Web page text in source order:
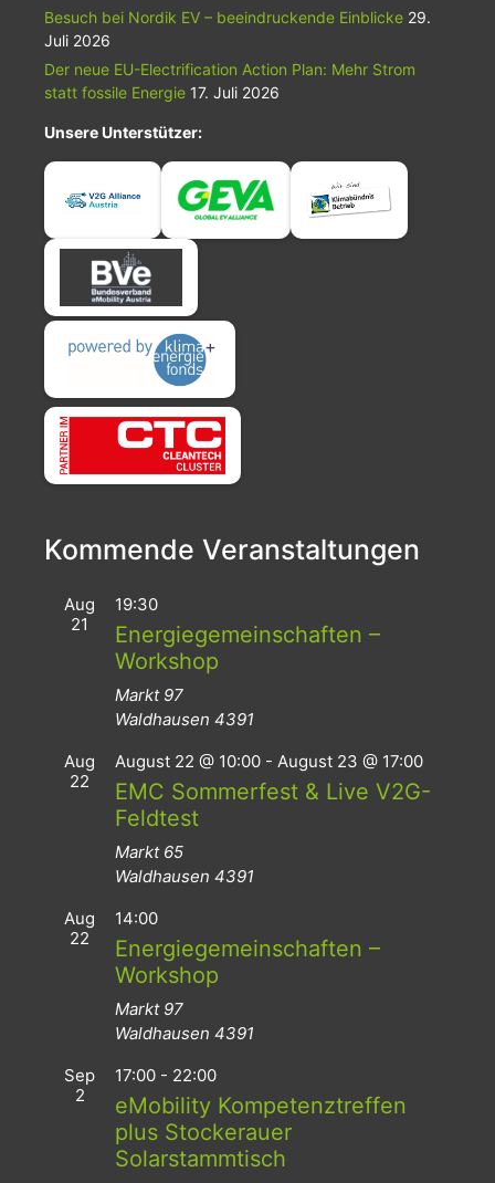
Besuch bei Nordik EV – beeindruckende Einblicke 29.
Juli 2026
Der neue EU-Electrification Action Plan: Mehr Strom
statt fossile Energie 17. Juli 2026
Unsere Unterstützer:
Kommende Veranstaltungen
Aug
21
19:30
Energiegemeinschaften –
Workshop
Markt 97
Waldhausen 4391
Aug
22
August 22 @ 10:00 - August 23 @ 17:00
EMC Sommerfest & Live V2G-
Feldtest
Markt 65
Waldhausen 4391
Aug
22
14:00
Energiegemeinschaften –
Workshop
Markt 97
Waldhausen 4391
Sep
2
17:00 - 22:00
eMobility Kompetenztreffen
plus Stockerauer
Solarstammtisch